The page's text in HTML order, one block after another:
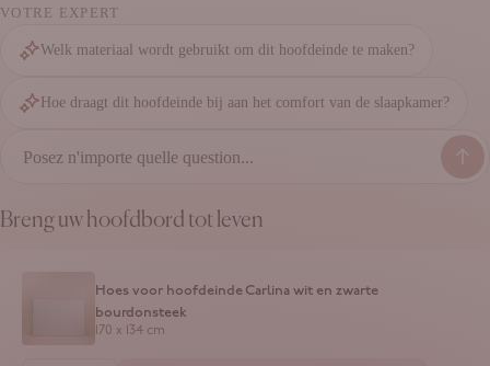
VOTRE EXPERT
Welk materiaal wordt gebruikt om dit hoofdeinde te maken?
Hoe draagt dit hoofdeinde bij aan het comfort van de slaapkamer?
Breng uw hoofdbord tot leven
Hoes voor hoofdeinde Carlina wit en zwarte
bourdonsteek
170 x 134 cm